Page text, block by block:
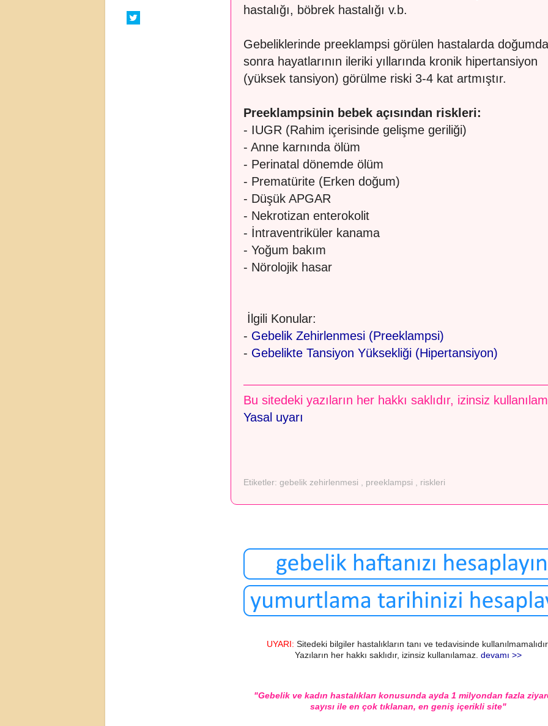
hastalığı, böbrek hastalığı v.b.
Gebeliklerinde preeklampsi görülen hastalarda
sonra hayatlarının ileriki yıllarında kronik hipertansiyon
(yüksek tansiyon) görülme riski 3-4 kat artmıştır.
Preeklampsinin bebek açısından riskleri:
- IUGR (Rahim içerisinde gelişme geriliği)
- Anne karnında ölüm
- Perinatal dönemde ölüm
- Prematürite (Erken doğum)
- Düşük APGAR
- Nekrotizan enterokolit
- İntraventriküler kanama
- Yoğum bakım
- Nörolojik hasar
İlgili Konular:
- Gebelik Zehirlenmesi (Preeklampsi)
- Gebelikte Tansiyon Yüksekliği (Hipertansiyon)
Bu sitedeki yazıların her hakkı saklıdır, izinsiz
Yasal uyarı
Etiketler: gebelik zehirlenmesi , preeklampsi , riskleri
UYARI: Sitedeki bilgiler hastalıkların tanı ve tedavisinde
Yazıların her hakkı saklıdır, izinsiz kullanılamaz. devamı >>
"Gebelik ve kadın hastalıkları konusunda ayda 1 milyondan fazla
sayısı ile en çok tıklanan, en geniş içerikli site"